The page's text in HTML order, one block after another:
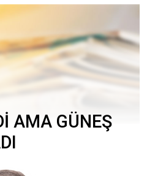
AMA GÜNEŞ